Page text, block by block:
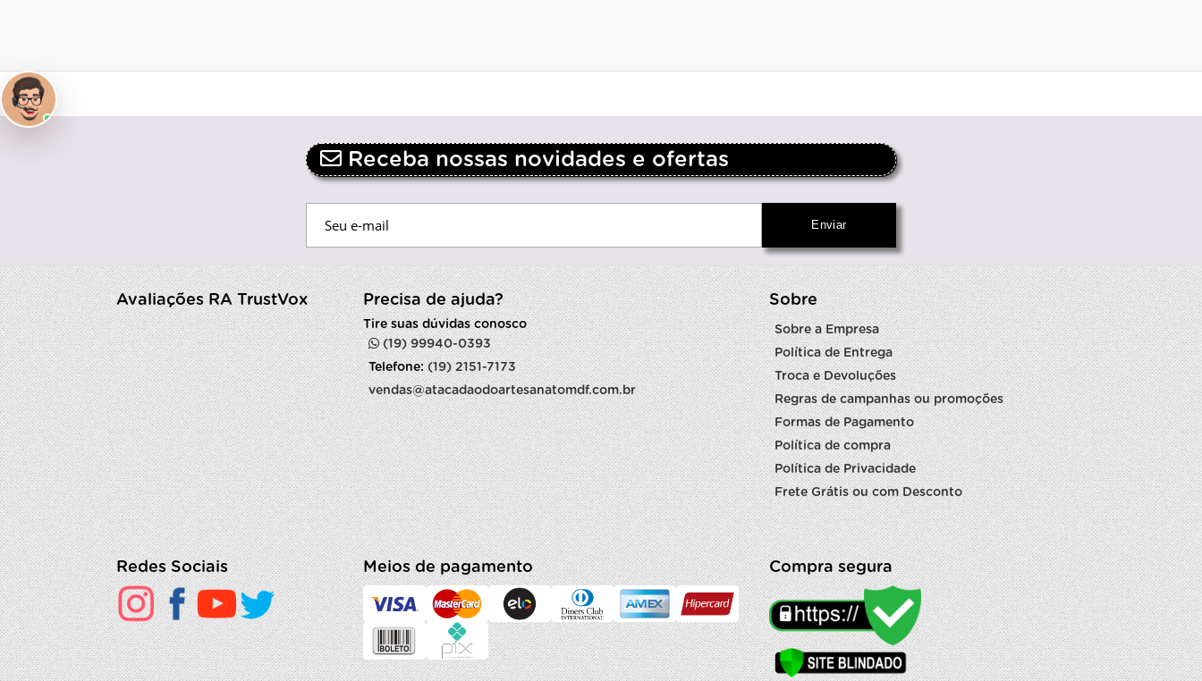
Receba nossas novidades e ofertas
Avaliações RA TrustVox Precisa de ajuda?
Tire suas dúvidas conosco
(19) 99940-0393
Telefone:(19) 2151-7173
vendas@atacadaodoartesanatomdf.com.br
Sobre
Sobre a Empresa
Política de Entrega
Troca e Devoluções
Regras de campanhas ou promoções
Formas de Pagamento
Política de compra
Política de Privacidade
Frete Grátis ou com Desconto
Redes Sociais Meios de pagamento Compra segura